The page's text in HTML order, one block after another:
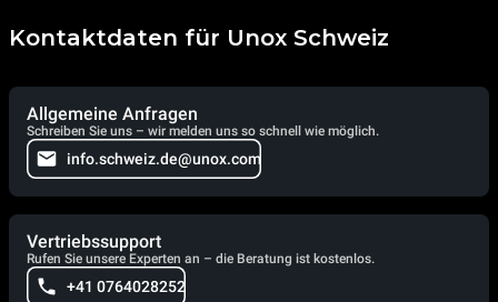
Kontaktdaten für Unox Schweiz
Allgemeine Anfragen
Schreiben Sie uns – wir melden uns so schnell wie möglich.
info.schweiz.de@unox.com
Vertriebssupport
Rufen Sie unsere Experten an – die Beratung ist kostenlos.
+41 0764028252